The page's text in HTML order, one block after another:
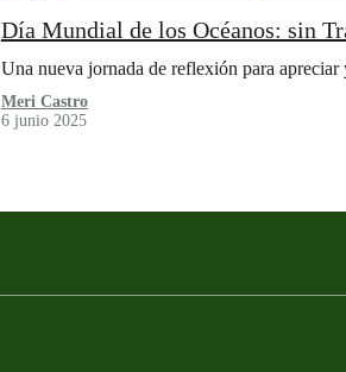
Día Mundial de los Océanos: sin
Una nueva jornada de reflexión para
Meri Castro
6 junio 2025